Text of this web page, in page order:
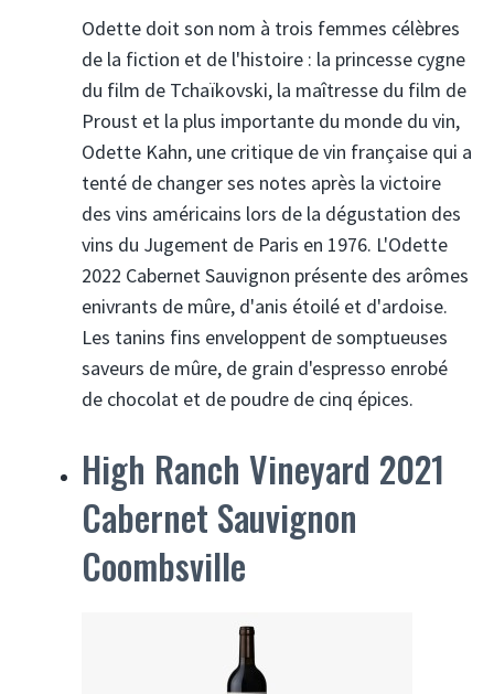
Odette doit son nom à trois femmes célèbres
de la fiction et de l'histoire : la princesse cygne
du film de Tchaïkovski, la maîtresse du film de
Proust et la plus importante du monde du vin,
Odette Kahn, une critique de vin française qui a
tenté de changer ses notes après la victoire
des vins américains lors de la dégustation des
vins du Jugement de Paris en 1976. L'Odette
2022 Cabernet Sauvignon présente des arômes
enivrants de mûre, d'anis étoilé et d'ardoise.
Les tanins fins enveloppent de somptueuses
saveurs de mûre, de grain d'espresso enrobé
de chocolat et de poudre de cinq épices.
High Ranch Vineyard 2021
Cabernet Sauvignon
Coombsville